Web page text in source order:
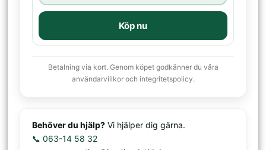
Köp nu
Betalning via kort. Genom köpet godkänner du våra
användarvillkor och integritetspolicy.
Behöver du hjälp? Vi hjälper dig gärna.
📞 063-14 58 32